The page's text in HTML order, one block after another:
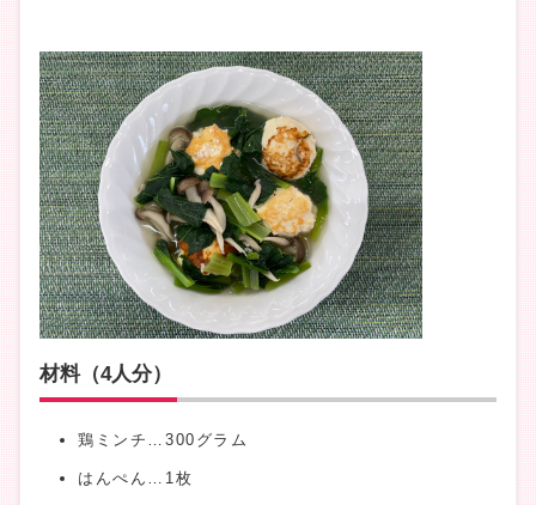
材料（4人分）
鶏ミンチ…300グラム
はんぺん…1枚